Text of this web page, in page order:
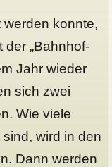
werden konnte,
der „Bahnhof-
Jahr wieder
sich zwei
Wie viele
wird in den
Dann werden